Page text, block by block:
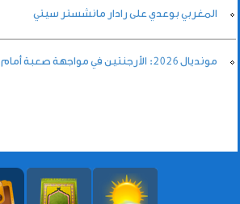
المغربي بوعدي على رادار مانشستر سيتي
مونديال 2026: الأرجنتين في مواجهة صعبة أمام إنجلترا لبلوغ النهائي